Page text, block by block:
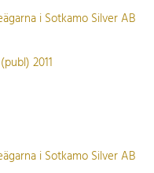
i Sotkamo Silver AB
2011
i Sotkamo Silver AB